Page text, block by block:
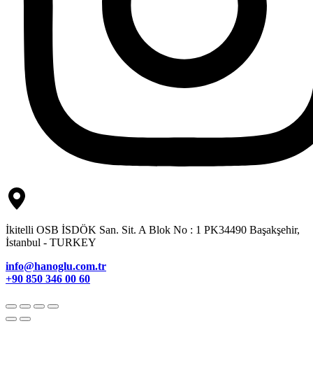
İkitelli OSB İSDÖK San. Sit. A Blok No : 1 PK34490 Başakşehir,
İstanbul - TURKEY
info@hanoglu.com.tr
+90 850 346 00 60